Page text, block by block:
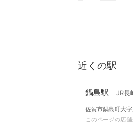
近くの駅
鍋島駅 JR長
佐賀市鍋島町大
このページの店